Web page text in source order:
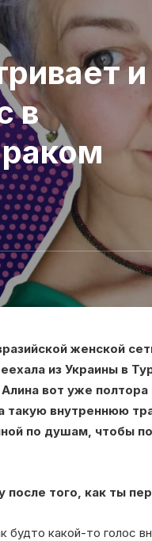
и
в
женской
из Украины в
вот уже полтора
такую внутреннюю
по душам, чтобы
после того, как ты
какой-то голос